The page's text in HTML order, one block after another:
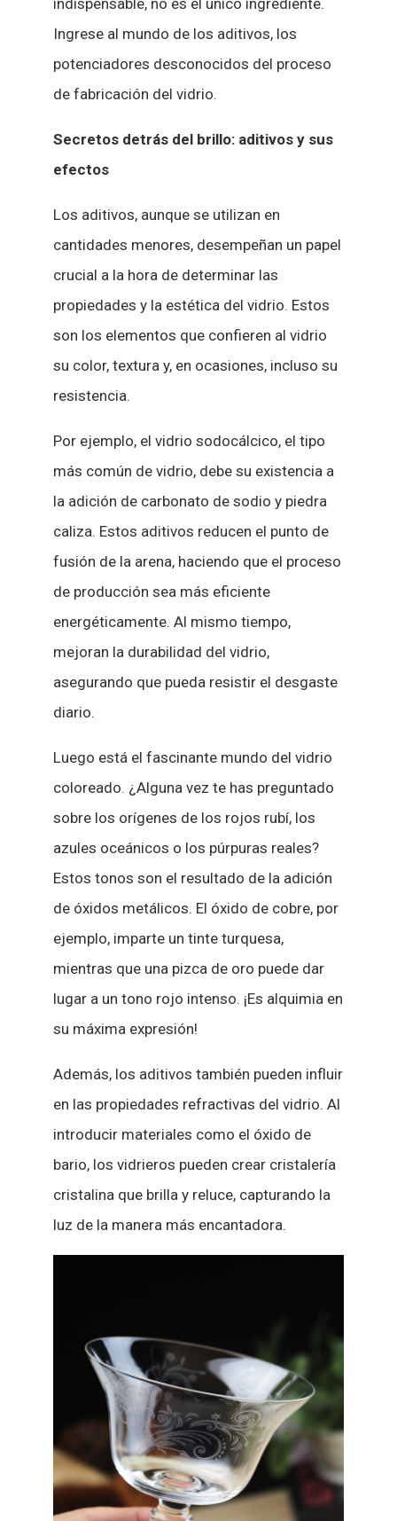
indispensable, no es el único ingrediente.
Ingrese al mundo de los aditivos, los
potenciadores desconocidos del proceso
de fabricación del vidrio.
Secretos detrás del brillo: aditivos y sus
efectos
Los aditivos, aunque se utilizan en
cantidades menores, desempeñan un papel
crucial a la hora de determinar las
propiedades y la estética del vidrio. Estos
son los elementos que confieren al vidrio
su color, textura y, en ocasiones, incluso su
resistencia.
Por ejemplo, el vidrio sodocálcico, el tipo
más común de vidrio, debe su existencia a
la adición de carbonato de sodio y piedra
caliza. Estos aditivos reducen el punto de
fusión de la arena, haciendo que el proceso
de producción sea más eficiente
energéticamente. Al mismo tiempo,
mejoran la durabilidad del vidrio,
asegurando que pueda resistir el desgaste
diario.
Luego está el fascinante mundo del vidrio
coloreado. ¿Alguna vez te has preguntado
sobre los orígenes de los rojos rubí, los
azules oceánicos o los púrpuras reales?
Estos tonos son el resultado de la adición
de óxidos metálicos. El óxido de cobre, por
ejemplo, imparte un tinte turquesa,
mientras que una pizca de oro puede dar
lugar a un tono rojo intenso. ¡Es alquimia en
su máxima expresión!
Además, los aditivos también pueden influir
en las propiedades refractivas del vidrio. Al
introducir materiales como el óxido de
bario, los vidrieros pueden crear cristalería
cristalina que brilla y reluce, capturando la
luz de la manera más encantadora.